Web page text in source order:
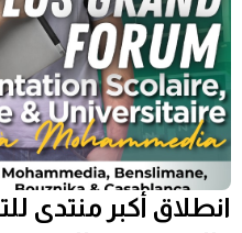
انطلاق أكبر منتدى